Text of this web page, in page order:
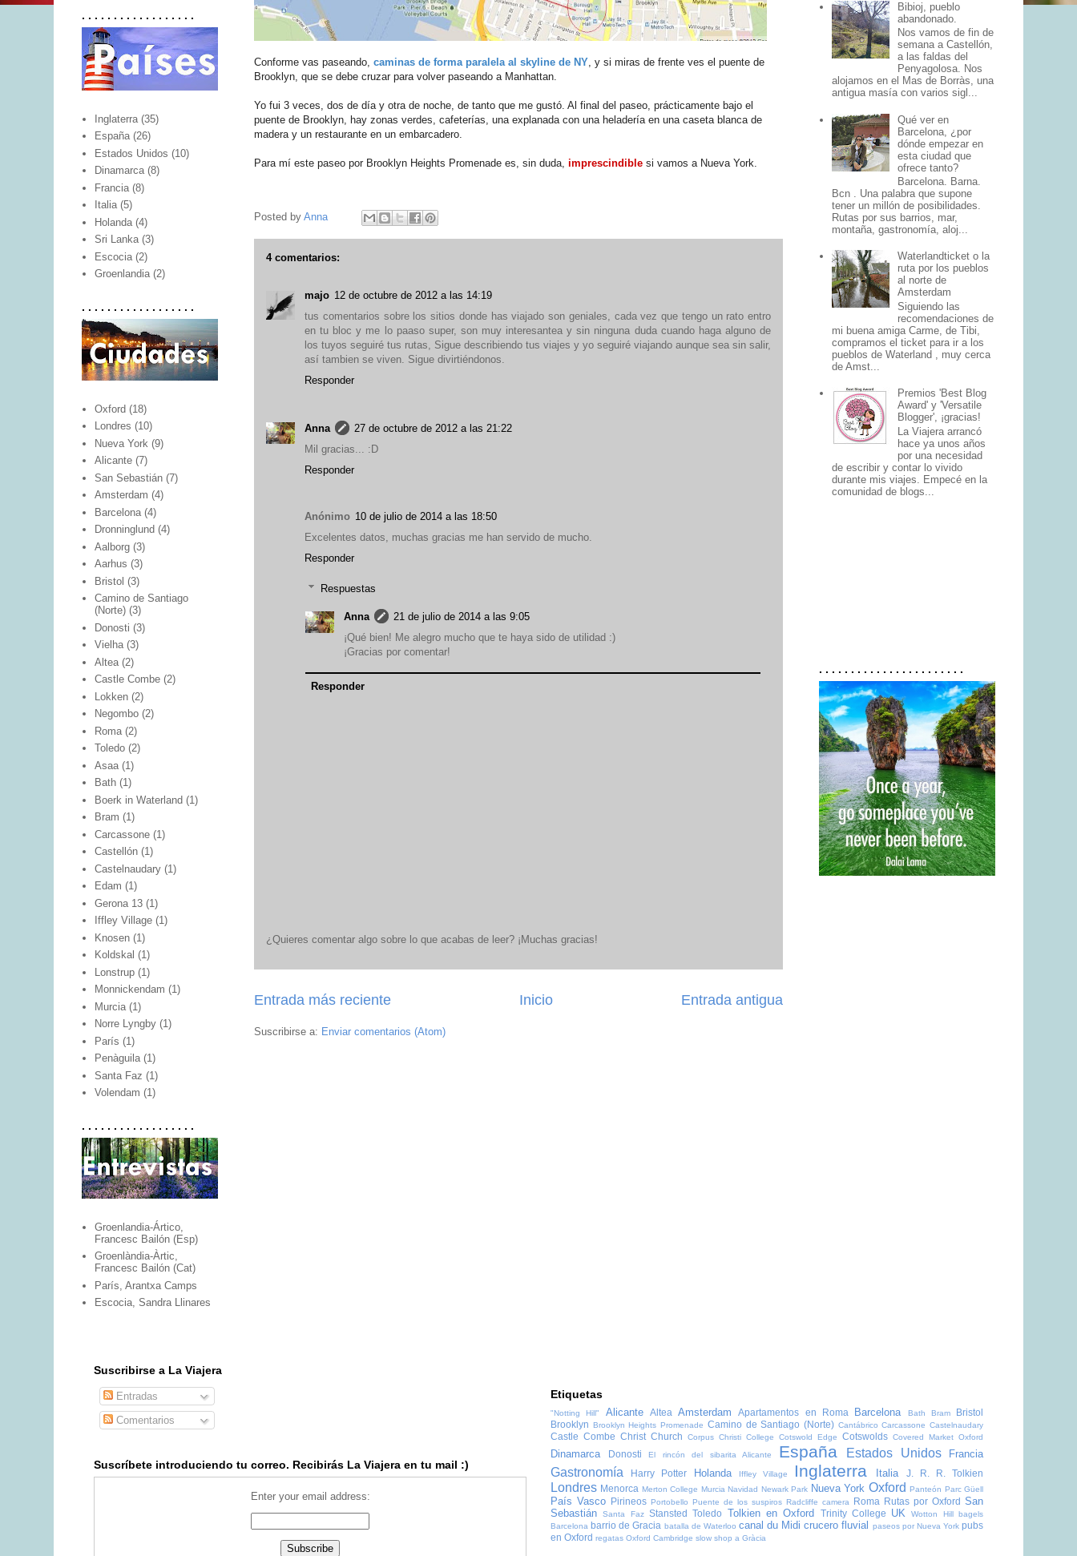
Conforme vas paseando, caminas de forma paralela al skyline de NY, y si miras de frente ves el puente de
Brooklyn, que se debe cruzar para volver paseando a Manhattan.
Yo fui 3 veces, dos de día y otra de noche, de tanto que me gustó. Al final del paseo, prácticamente bajo el
puente de Brooklyn, hay zonas verdes, cafeterías, una explanada con una heladería en una caseta blanca de
madera y un restaurante en un embarcadero.
Para mí este paseo por Brooklyn Heights Promenade es, sin duda, imprescindible si vamos a Nueva York.
Posted by Anna
4 comentarios:
majo 12 de octubre de 2012 a las 14:19
tus comentarios sobre los sitios donde has viajado son geniales, cada vez que tengo un rato entro
en tu bloc y me lo paaso super, son muy interesantea y sin ninguna duda cuando haga alguno de
los tuyos seguiré tus rutas, Sigue describiendo tus viajes y yo seguiré viajando aunque sea sin salir,
así tambien se viven. Sigue divirtiéndonos.
Responder
Anna
27 de octubre de 2012 a las 21:22
Mil gracias... :D
Responder
Anónimo 10 de julio de 2014 a las 18:50
Excelentes datos, muchas gracias me han servido de mucho.
Responder
Respuestas
Anna
21 de julio de 2014 a las 9:05
¡Qué bien! Me alegro mucho que te haya sido de utilidad :)
¡Gracias por comentar!
Responder
¿Quieres comentar algo sobre lo que acabas de leer? ¡Muchas gracias!
Entrada más reciente Entrada antigua
Inicio
Suscribirse a: Enviar comentarios (Atom)
. . . . . . . . . . . . . . . . . .
Inglaterra (35)
España (26)
Estados Unidos (10)
Dinamarca (8)
Francia (8)
Italia (5)
Holanda (4)
Sri Lanka (3)
Escocia (2)
Groenlandia (2)
. . . . . . . . . . . . . . . . . .
Oxford (18)
Londres (10)
Nueva York (9)
Alicante (7)
San Sebastián (7)
Amsterdam (4)
Barcelona (4)
Dronninglund (4)
Aalborg (3)
Aarhus (3)
Bristol (3)
Camino de Santiago
(Norte) (3)
Donosti (3)
Vielha (3)
Altea (2)
Castle Combe (2)
Lokken (2)
Negombo (2)
Roma (2)
Toledo (2)
Asaa (1)
Bath (1)
Boerk in Waterland (1)
Bram (1)
Carcassone (1)
Castellón (1)
Castelnaudary (1)
Edam (1)
Gerona 13 (1)
Iffley Village (1)
Knosen (1)
Koldskal (1)
Lonstrup (1)
Monnickendam (1)
Murcia (1)
Norre Lyngby (1)
París (1)
Penàguila (1)
Santa Faz (1)
Volendam (1)
. . . . . . . . . . . . . . . . . .
Groenlandia-Ártico,
Francesc Bailón (Esp)
Groenlàndia-Àrtic,
Francesc Bailón (Cat)
París, Arantxa Camps
Escocia, Sandra Llinares
Bibioj, pueblo
abandonado.
Nos vamos de fin de
semana a Castellón,
a las faldas del
Penyagolosa. Nos
alojamos en el Mas de Borràs, una
antigua masía con varios sigl...
Qué ver en
Barcelona, ¿por
dónde empezar en
esta ciudad que
ofrece tanto?
Barcelona. Barna.
Bcn . Una palabra que supone
tener un millón de posibilidades.
Rutas por sus barrios, mar,
montaña, gastronomía, aloj...
Waterlandticket o la
ruta por los pueblos
al norte de
Amsterdam
Siguiendo las
recomendaciones de
mi buena amiga Carme, de Tibi,
compramos el ticket para ir a los
pueblos de Waterland , muy cerca
de Amst...
Premios 'Best Blog
Award' y 'Versatile
Blogger', ¡gracias!
La Viajera arrancó
hace ya unos años
por una necesidad
de escribir y contar lo vivido
durante mis viajes. Empecé en la
comunidad de blogs...
. . . . . . . . . . . . . . . . . . . . . . .
Suscribirse a La Viajera
Entradas
Comentarios
Suscríbete introduciendo tu correo. Recibirás La Viajera en tu mail :)
Enter your email address:
Etiquetas
"Notting Hill" Alicante Altea Amsterdam Apartamentos en Roma Barcelona Bath Bram
Bristol
Brooklyn Brooklyn Heights Promenade Camino de Santiago (Norte) Cantábrico Carcassone Castelnaudary
Castle Combe Christ Church Corpus Christi College Cotswold Edge Cotswolds Covered Market Oxford
Dinamarca Donosti El rincón del sibarita Alicante España Estados Unidos Francia
Gastronomía Harry Potter Holanda Iffley Village Inglaterra Italia J. R. R. Tolkien
Londres Menorca Merton College Murcia Navidad Newark Park Nueva York Oxford Panteón Parc Güell
País Vasco Pirineos Portobello Puente de los suspiros Radcliffe camera Roma Rutas por Oxford San
Sebastián
Santa Faz Stansted Toledo Tolkien en Oxford Trinity College UK Wotton Hill bagels
Barcelona barrio de Gracia batalla de Waterloo canal du Midi crucero fluvial paseos por Nueva York pubs
en Oxford regatas Oxford Cambridge slow shop a Gràcia